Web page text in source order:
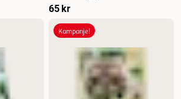
65 kr
Kampanje!